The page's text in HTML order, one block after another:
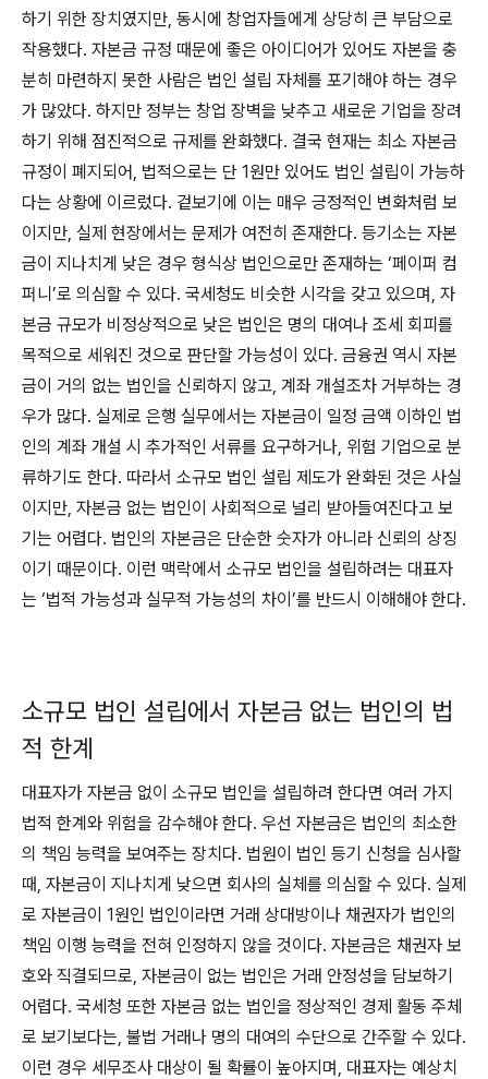
하기 위한 장치였지만, 동시에 창업자들에게 상당히 큰 부담으로
작용했다. 자본금 규정 때문에 좋은 아이디어가 있어도 자본을 충
분히 마련하지 못한 사람은 법인 설립 자체를 포기해야 하는 경우
가 많았다. 하지만 정부는 창업 장벽을 낮추고 새로운 기업을 장려
하기 위해 점진적으로 규제를 완화했다. 결국 현재는 최소 자본금
규정이 폐지되어, 법적으로는 단 1원만 있어도 법인 설립이 가능하
다는 상황에 이르렀다. 겉보기에 이는 매우 긍정적인 변화처럼 보
이지만, 실제 현장에서는 문제가 여전히 존재한다. 등기소는 자본
금이 지나치게 낮은 경우 형식상 법인으로만 존재하는 ‘페이퍼 컴
퍼니’로 의심할 수 있다. 국세청도 비슷한 시각을 갖고 있으며, 자
본금 규모가 비정상적으로 낮은 법인은 명의 대여나 조세 회피를
목적으로 세워진 것으로 판단할 가능성이 있다. 금융권 역시 자본
금이 거의 없는 법인을 신뢰하지 않고, 계좌 개설조차 거부하는 경
우가 많다. 실제로 은행 실무에서는 자본금이 일정 금액 이하인 법
인의 계좌 개설 시 추가적인 서류를 요구하거나, 위험 기업으로 분
류하기도 한다. 따라서 소규모 법인 설립 제도가 완화된 것은 사실
이지만, 자본금 없는 법인이 사회적으로 널리 받아들여진다고 보
기는 어렵다. 법인의 자본금은 단순한 숫자가 아니라 신뢰의 상징
이기 때문이다. 이런 맥락에서 소규모 법인을 설립하려는 대표자
는 ‘법적 가능성과 실무적 가능성의 차이’를 반드시 이해해야 한다.
소규모 법인 설립에서 자본금 없는 법인의 법
적 한계
대표자가 자본금 없이 소규모 법인을 설립하려 한다면 여러 가지
법적 한계와 위험을 감수해야 한다. 우선 자본금은 법인의 최소한
의 책임 능력을 보여주는 장치다. 법원이 법인 등기 신청을 심사할
때, 자본금이 지나치게 낮으면 회사의 실체를 의심할 수 있다. 실제
로 자본금이 1원인 법인이라면 거래 상대방이나 채권자가 법인의
책임 이행 능력을 전혀 인정하지 않을 것이다. 자본금은 채권자 보
호와 직결되므로, 자본금이 없는 법인은 거래 안정성을 담보하기
어렵다. 국세청 또한 자본금 없는 법인을 정상적인 경제 활동 주체
로 보기보다는, 불법 거래나 명의 대여의 수단으로 간주할 수 있다.
이런 경우 세무조사 대상이 될 확률이 높아지며, 대표자는 예상치